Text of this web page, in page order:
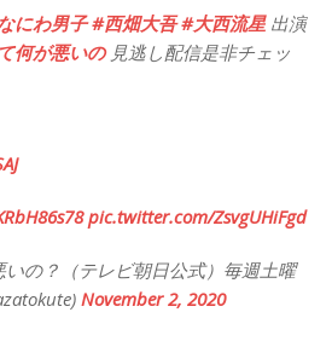
にわ男子 #西畑大吾 #大西流星出演
何が悪いの見逃し配信是非チェッ
pic.twitter.com/ZsvgUHiFgd
の？（テレビ朝日公式）毎週土曜
November 2, 2020